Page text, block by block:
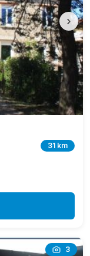
›
31 km
3